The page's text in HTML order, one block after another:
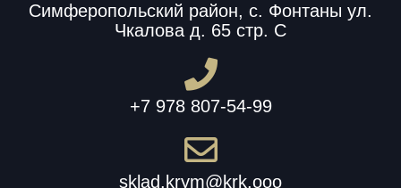
Симферопольский район, с. Фонтаны ул.
Чкалова д. 65 стр. С
+7 978 807-54-99
sklad.krym@krk.ooo